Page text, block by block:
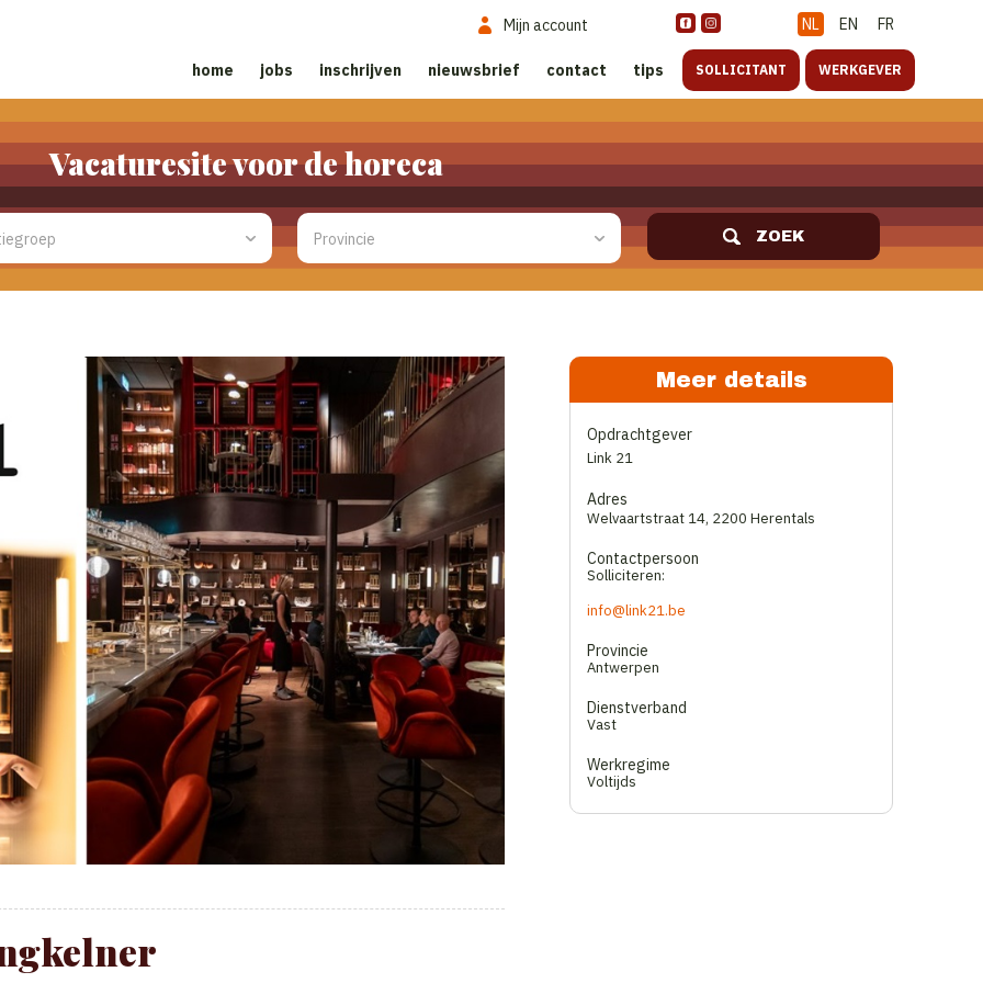
NL EN FR
Mijn account
home jobs inschrijven nieuwsbrief contact tips SOLLICITANT WERKGEVER
Vacaturesite voor de horeca
ZOEK
Meer details
Opdrachtgever
Link 21
Adres
Welvaartstraat 14, 2200 Herentals
Contactpersoon
Solliciteren:
info@link21.be
Provincie
Antwerpen
Dienstverband
Vast
Werkregime
Voltijds